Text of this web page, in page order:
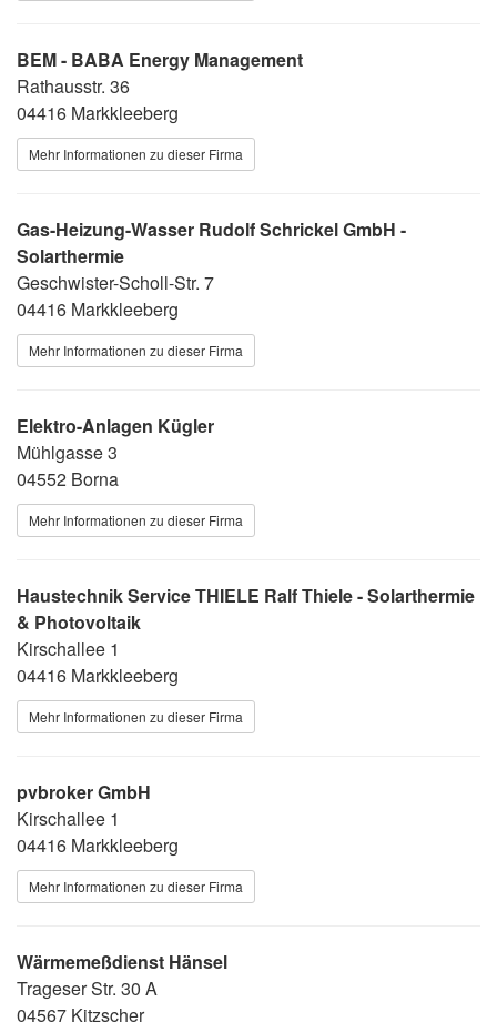
BEM - BABA Energy Management
Rathausstr. 36
04416 Markkleeberg
Mehr Informationen zu dieser Firma
Gas-Heizung-Wasser Rudolf Schrickel GmbH -
Solarthermie
Geschwister-Scholl-Str. 7
04416 Markkleeberg
Mehr Informationen zu dieser Firma
Elektro-Anlagen Kügler
Mühlgasse 3
04552 Borna
Mehr Informationen zu dieser Firma
Haustechnik Service THIELE Ralf Thiele - Solarthermie
& Photovoltaik
Kirschallee 1
04416 Markkleeberg
Mehr Informationen zu dieser Firma
pvbroker GmbH
Kirschallee 1
04416 Markkleeberg
Mehr Informationen zu dieser Firma
Wärmemeßdienst Hänsel
Trageser Str. 30 A
04567 Kitzscher